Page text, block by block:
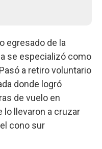
egresado de la
se especializó como
a retiro voluntario
donde logró
de vuelo en
llevaron a cruzar
cono sur